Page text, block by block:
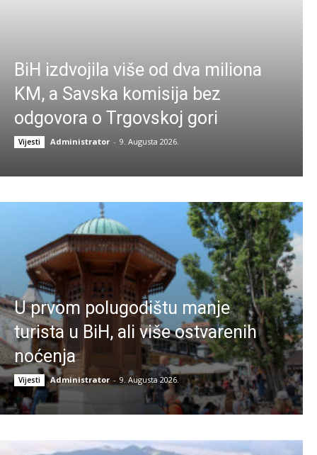
BiH izdvojila više od dva miliona
KM, a Savska komisija bez
odgovora o Trgovskoj gori
Vijesti Administrator - 9. Augusta 2026.
U prvom polugodištu manje
turista u BiH, ali više ostvarenih
noćenja
Vijesti Administrator - 9. Augusta 2026.